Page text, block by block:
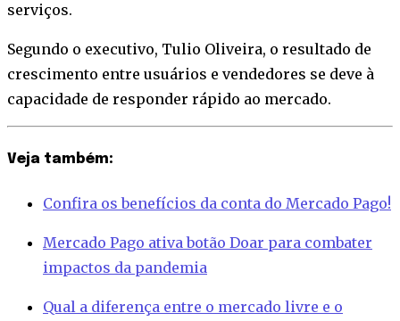
serviços.
Segundo o executivo, Tulio Oliveira, o resultado de
crescimento entre usuários e vendedores se deve à
capacidade de responder rápido ao mercado.
Veja também:
Confira os benefícios da conta do Mercado Pago!
Mercado Pago ativa botão Doar para combater
impactos da pandemia
Qual a diferença entre o mercado livre e o